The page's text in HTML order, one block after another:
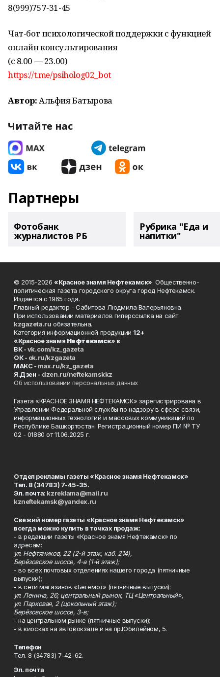
8(999)757-31-45
Чат-бот психологической поддержки с функцией
онлайн консультирования
(с 8.00 — 23.00)
https://t.me/psiholog02_bot
Автор:Альфия Батырова
Читайте нас
Партнеры
Фотобанк
журналистов РБ
Рубрика "Еда и
напитки"
© 2015-2026 «Красное знамя Нефтекамск». Общественно-
политическая газета городского округа город Нефтекамск.
Издаётся с 1965 года.
Главный редактор - Сабитова Людмила Валерьяновна.
При использовании материалов гиперссылка на сайт
kzgazeta.ru обязательна.
Категория информационной продукции 12+
«Красное знамя Нефтекамск» в
ВК -vk.com/kz_gazeta
ОК - ok.ru/kzgazeta
MAKC - max.ru/kz_gazeta
Я.Дзен - dzen.ru/neftekamskkz
Об использовании персональных данных
Газета «КРАСНОЕ ЗНАМЯ НЕФТЕКАМСК» зарегистрирована в
Управлении Федеральной службы по надзору в сфере связи,
информационных технологий и массовых коммуникаций по
Республике Башкортостан. Регистрационный номер ПИ № ТУ
02 - 01880 от 11.06.2025 г.
Отдел рекламы газеты «Красное знамя Нефтекамск»
Тел. 8 (34783) 7-45-35.
Эл. почта: kzreklama@mail.ru
kzneftekamsk@yandex.ru
Свежий номер газеты «Красное знамя Нефтекамск»
всегда можно купить в точках продаж:
- в редакции газеты «Красное знамя Нефтекамск» по
адресам:
ул. Нефтяников, 22 (2-й этаж, каб. 214),
Берёзовское шоссе, 4-а (1-й этаж);
- во всех почтовых отделениях нашего города (пятничные
выпуски);
- в сети магазинов «Бегемот» (пятничные выпуски):
ул. Ленина, 26; центральный рынок, ТЦ «Центральный»,
ул. Парковая, 2 (цокольный этаж);
Берёзовское шоссе, 3-в;
- на центральном рынке (пятничные выпуски);
- в киосках на автовокзале и на пр.Юбилейном, 5.
Телефон
Тел. 8 (34783) 7-42-62.
Эл. почта